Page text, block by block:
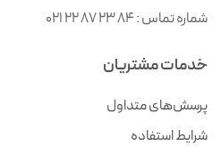
شماره تماس :021 22 87 23 84
خدمات مشتریان
پرسش‌های متداول
شرایط استفاده